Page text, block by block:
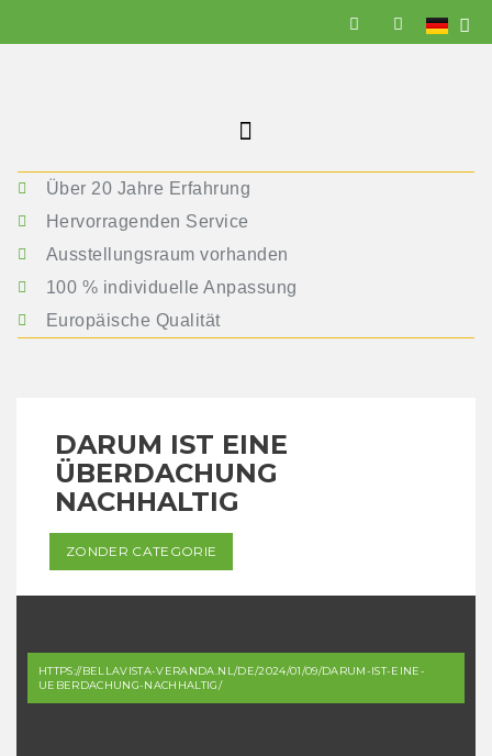
Über 20 Jahre Erfahrung
Hervorragenden Service
Ausstellungsraum vorhanden
100 % individuelle Anpassung
Europäische Qualität
DARUM IST EINE
ÜBERDACHUNG
NACHHALTIG
ZONDER CATEGORIE
HTTPS://BELLAVISTA-VERANDA.NL/DE/2024/01/09/DARUM-IST-EINE-
UEBERDACHUNG-NACHHALTIG/